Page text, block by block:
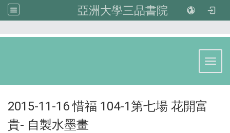
亞洲大學三品書院
2015-11-16 惜福 104-1第七場 花開富
貴- 自製水墨畫